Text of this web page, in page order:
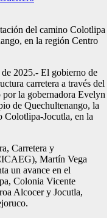
del camino Colotlipa
en la región Centro
2025.- El gobierno de
carretera a través del
la gobernadora Evelyn
de Quechultenango, la
Colotlipa-Jocutla, en la
Carretera y
Martín Vega
un avance en el
Colonia Vicente
Alcocer y Jocutla,